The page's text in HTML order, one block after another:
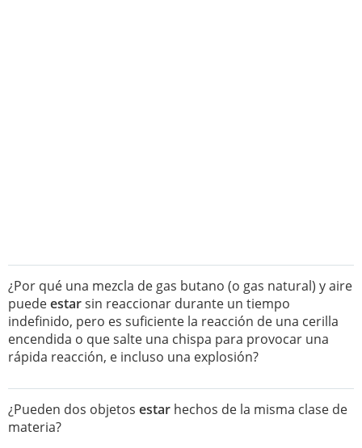
¿Por qué una mezcla de gas butano (o gas natural) y aire
puedeestarsin reaccionar durante un tiempo
indefinido, pero es suficiente la reacción de una cerilla
encendida o que salte una chispa para provocar una
rápida reacción, e incluso una explosión?
¿Pueden dos objetos estar hechos de la misma clase de
materia?